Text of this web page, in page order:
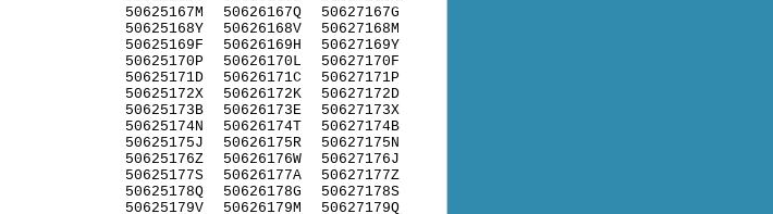
50625167M
50625168Y
50625169F
50625170P
50625171D
50625172X
50625173B
50625174N
50625175J
50625176Z
50625177S
50625178Q
50625179V
50626167Q
50626168V
50626169H
50626170L
50626171C
50626172K
50626173E
50626174T
50626175R
50626176W
50626177A
50626178G
50626179M
50627167G
50627168M
50627169Y
50627170F
50627171P
50627172D
50627173X
50627174B
50627175N
50627176J
50627177Z
50627178S
50627179Q